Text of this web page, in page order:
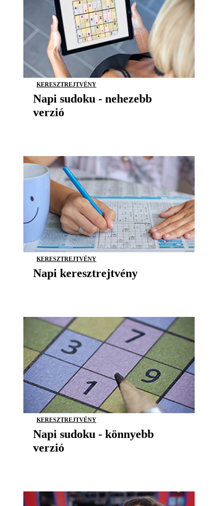
KERESZTREJTVÉNY
Napi sudoku - nehezebb
verzió
KERESZTREJTVÉNY
Napi keresztrejtvény
KERESZTREJTVÉNY
Napi sudoku - könnyebb
verzió